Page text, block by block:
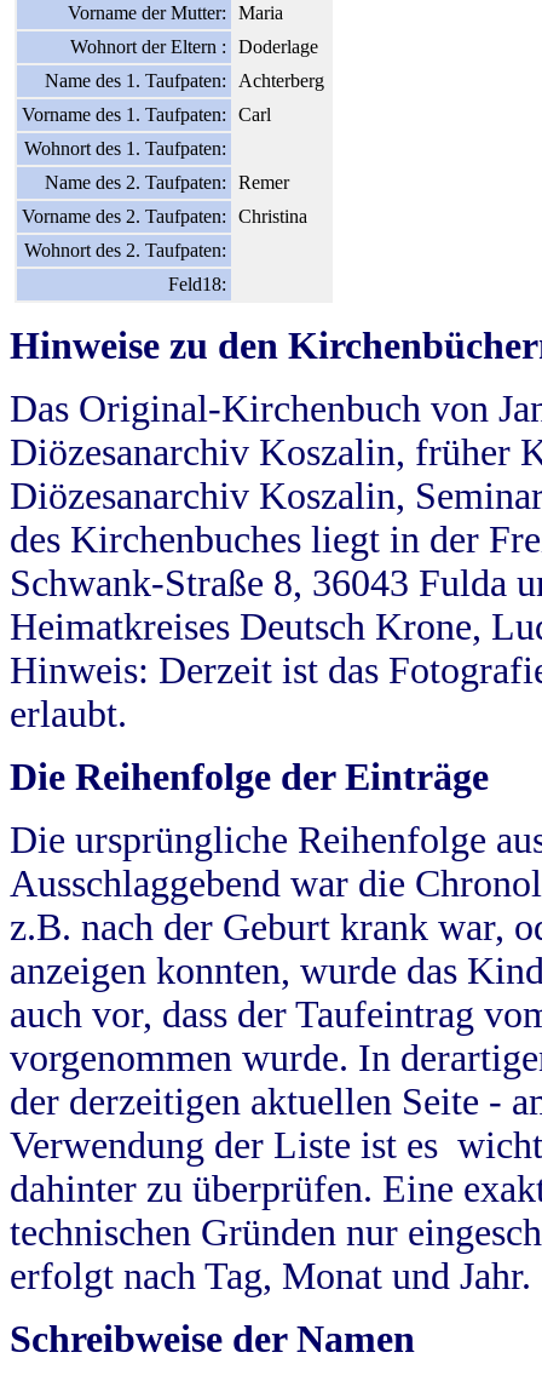
Vorname der Mutter:
Maria
Wohnort der Eltern :
Doderlage
Name des 1. Taufpaten:
Achterberg
Vorname des 1. Taufpaten:
Carl
Wohnort des 1. Taufpaten:
Name des 2. Taufpaten:
Remer
Vorname des 2. Taufpaten:
Christina
Wohnort des 2. Taufpaten:
Feld18:
Hinweise zu den
Das Original-Kirchenbuch von
Diözesanarchiv Koszalin, früher
Diözesanarchiv Koszalin,
des Kirchenbuches liegt in der
Schwank-Straße 8, 36043 Fulda
Heimatkreises Deutsch Krone,
Hinweis: Derzeit ist das
erlaubt.
Die Reihenfolge der Einträge
Die ursprüngliche Reihenfolge
Ausschlaggebend war die
z.B. nach der Geburt krank war,
anzeigen konnten, wurde das
auch vor, dass der Taufeintrag
vorgenommen wurde. In
der derzeitigen aktuellen Seite -
Verwendung der Liste ist es
dahinter zu überprüfen. Eine
technischen Gründen nur
erfolgt nach Tag, Monat und Jahr.
Schreibweise der Namen